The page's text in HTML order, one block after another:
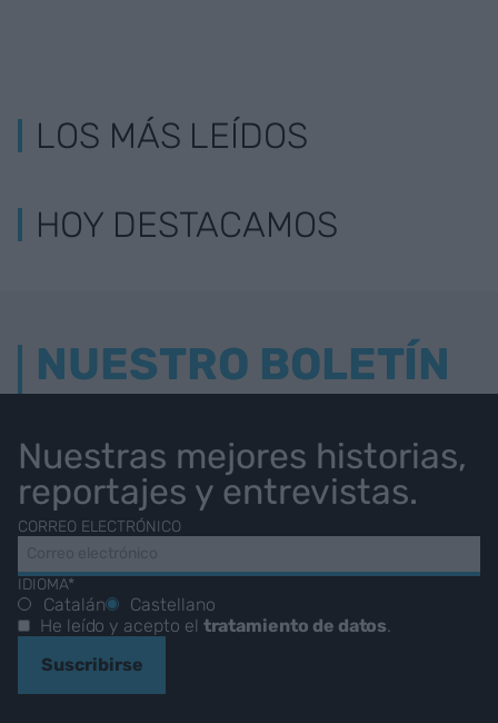
LOS MÁS LEÍDOS
HOY DESTACAMOS
NUESTRO BOLETÍN
Nuestras mejores historias,
reportajes y entrevistas.
CORREO ELECTRÓNICO
IDIOMA*
Catalán
Castellano
He leído y acepto el tratamiento de datos
Suscribirse